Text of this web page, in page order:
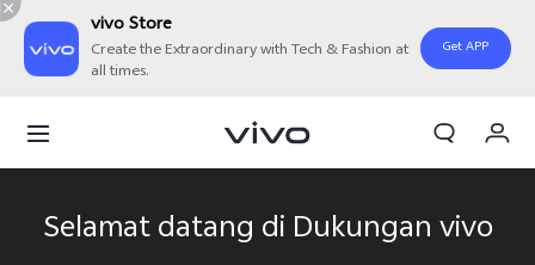
vivo Store
Create the Extraordinary with Tech & Fashion at
all times.
Get APP
Selamat datang di Dukungan vivo